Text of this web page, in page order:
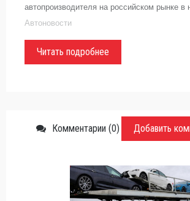
автопроизводителя на российском рынке в
года значительно выросла. Так, если в
Автоновости
Читать подробнее
Комментарии (0) Добавить